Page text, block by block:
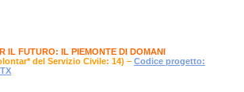
IL FUTURO: IL PIEMONTE DI DOMANI
del Servizio Civile: 14) – Codice progetto: